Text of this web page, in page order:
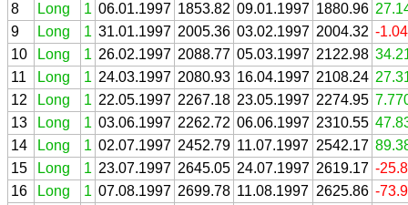
8
Long 1 06.01.1997 1853.82 09.01.1997 1880.96
9
Long 1 31.01.1997 2005.36 03.02.1997 2004.32 -
10
Long 1 26.02.1997 2088.77 05.03.1997 2122.98
11
Long 1 24.03.1997 2080.93 16.04.1997 2108.24
12
Long 1 22.05.1997 2267.18 23.05.1997 2274.95
13
Long 1 03.06.1997 2262.72 06.06.1997 2310.55
14
Long 1 02.07.1997 2452.79 11.07.1997 2542.17
15
Long 1 23.07.1997 2645.05 24.07.1997 2619.17 -
16
Long 1 07.08.1997 2699.78 11.08.1997 2625.86 -